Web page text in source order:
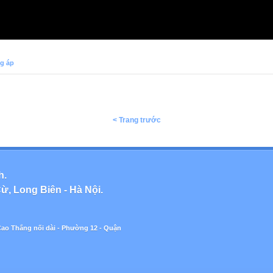
áp
< Trang trước
Long Biên - Hà Nội.
Thắng nối dài - Phường 12 - Quận